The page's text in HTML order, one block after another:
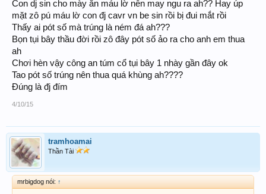
Con dj sin cho mày ăn máu lờ nên may ngu ra ah?? Hay úp
mặt zô pú máu lờ con đj cavr vn be sin rồi bị đui mắt rồi
Thấy ai pót số mà trúng là ném đá ah???
Bọn tụi bây thầu đời rồi zô đây pót số ảo ra cho anh em thua
ah
Chơi hèn vậy công an túm cổ tụi bây 1 nhày gần đây ok
Tao pót số trúng nên thua quá khùng ah????
Đúng là đj đím
4/10/15
tramhoamai
Thần Tài
mrbigdog nói: ↑